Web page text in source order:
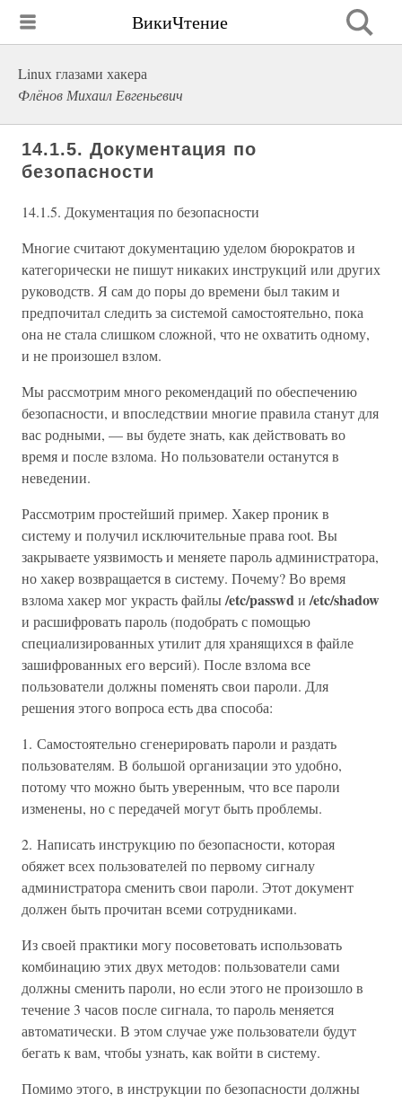
ВикиЧтение
Linux глазами хакера
Флёнов Михаил Евгеньевич
14.1.5. Документация по
безопасности
14.1.5. Документация по безопасности
Многие считают документацию уделом бюрократов и
категорически не пишут никаких инструкций или других
руководств. Я сам до поры до времени был таким и
предпочитал следить за системой самостоятельно, пока
она не стала слишком сложной, что не охватить одному,
и не произошел взлом.
Мы рассмотрим много рекомендаций по обеспечению
безопасности, и впоследствии многие правила станут для
вас родными, — вы будете знать, как действовать во
время и после взлома. Но пользователи останутся в
неведении.
Рассмотрим простейший пример. Хакер проник в
систему и получил исключительные права root. Вы
закрываете уязвимость и меняете пароль администратора,
но хакер возвращается в систему. Почему? Во время
взлома хакер мог украсть файлы/etc/passwdи /etc/shadow
и расшифровать пароль (подобрать с помощью
специализированных утилит для хранящихся в файле
зашифрованных его версий). После взлома все
пользователи должны поменять свои пароли. Для
решения этого вопроса есть два способа:
1. Самостоятельно сгенерировать пароли и раздать
пользователям. В большой организации это удобно,
потому что можно быть уверенным, что все пароли
изменены, но с передачей могут быть проблемы.
2. Написать инструкцию по безопасности, которая
обяжет всех пользователей по первому сигналу
администратора сменить свои пароли. Этот документ
должен быть прочитан всеми сотрудниками.
Из своей практики могу посоветовать использовать
комбинацию этих двух методов: пользователи сами
должны сменить пароли, но если этого не произошло в
течение 3 часов после сигнала, то пароль меняется
автоматически. В этом случае уже пользователи будут
бегать к вам, чтобы узнать, как войти в систему.
Помимо этого, в инструкции по безопасности должны